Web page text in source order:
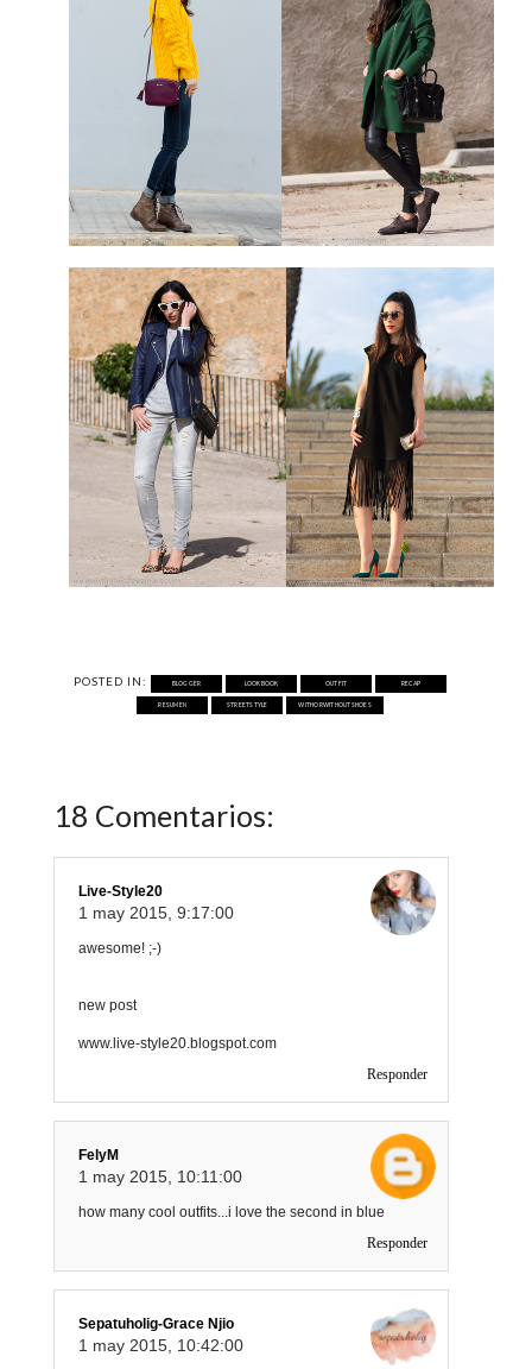
POSTED IN: BLOGGER LOOKBOOK OUTFIT RECAP
RESUMEN STREETSTYLE WITHORWITHOUTSHOES
18 Comentarios:
Live-Style20
1 may 2015, 9:17:00
awesome! ;-)
new post
www.live-style20.blogspot.com
Responder
FelyM
1 may 2015, 10:11:00
how many cool outfits...i love the second in blue
Responder
Sepatuholig-Grace Njio
1 may 2015, 10:42:00